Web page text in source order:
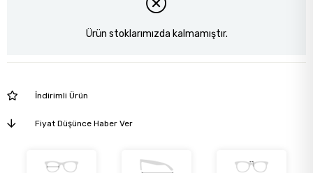
Ürün stoklarımızda kalmamıştır.
İndirimli Ürün
Fiyat Düşünce Haber Ver